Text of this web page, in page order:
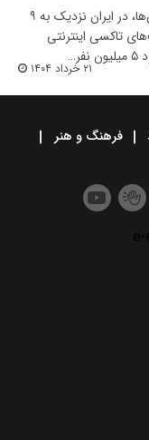
براساس آخرین تخمین‌ها، در ایران نزدیک به ۹
تاکسی اینترنتی
۲۱ خرداد ۱۴۰۴
فرهنگ و هنر